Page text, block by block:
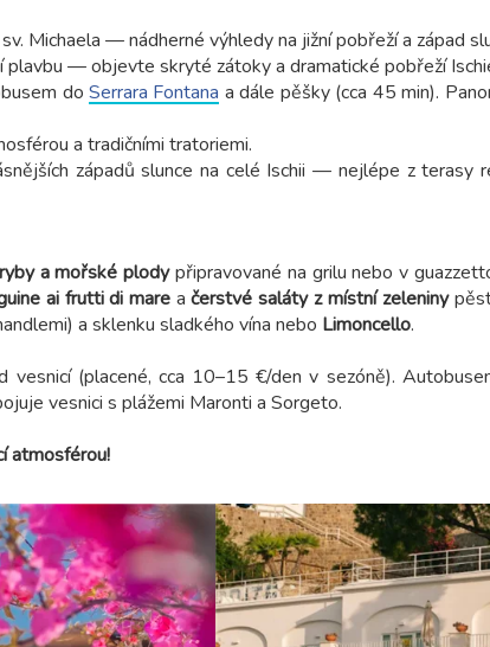
Michaela — nádherné výhledy na jižní pobřeží a západ
plavbu — objevte skryté zátoky a dramatické pobřeží
do Serrara Fontana a dále pěšky (cca 45 min).
a tradičními tratoriemi.
západů slunce na celé Ischii — nejlépe z terasy
a mořské plodypřipravované na grilu nebo v
ai frutti di mare a čerstvé saláty z místní zeleniny
a sklenku sladkého vína nebo Limoncello.
(placené, cca 10–15 €/den v sezóně).
vesnici s plážemi Maronti a Sorgeto.
atmosférou!